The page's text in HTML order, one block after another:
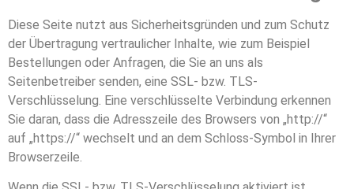
Diese Seite nutzt aus Sicherheitsgründen und zum Schutz
der Übertragung vertraulicher Inhalte, wie zum Beispiel
Bestellungen oder Anfragen, die Sie an uns als
Seitenbetreiber senden, eine SSL- bzw. TLS-
Verschlüsselung. Eine verschlüsselte Verbindung erkennen
Sie daran, dass die Adresszeile des Browsers von „http://“
auf „https://“ wechselt und an dem Schloss-Symbol in Ihrer
Browserzeile.